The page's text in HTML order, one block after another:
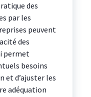
des
par les
peuvent
des
permet
besoins
d’ajuster les
adéquation